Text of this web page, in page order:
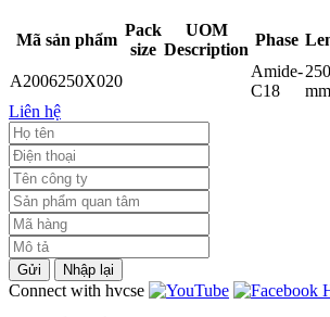
Mã sản phẩm
Pack
size
UOM
Description
Phase
A2006250X020
Amide-
C18
250
mm
Liên hệ
Gửi Nhập lại
Connect with hvcse